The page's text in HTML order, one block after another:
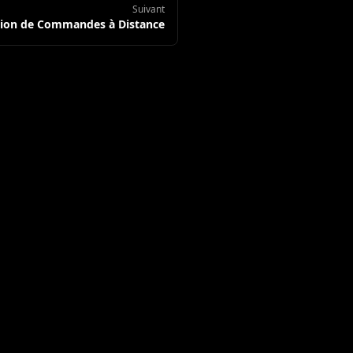
Suivant
de Commandes à Distance